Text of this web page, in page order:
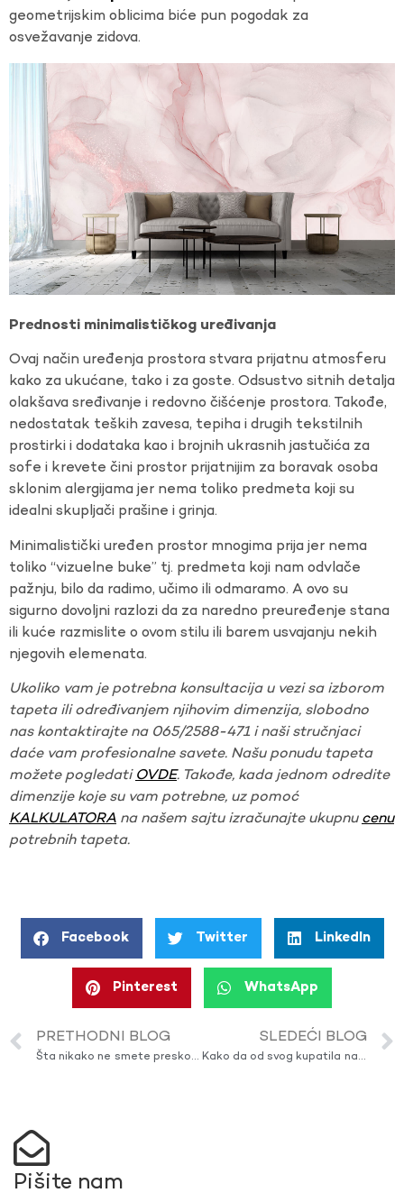
geometrijskim oblicima biće pun pogodak za
osvežavanje zidova.
Prednosti minimalističkog uređivanja
Ovaj način uređenja prostora stvara prijatnu atmosferu
kako za ukućane, tako i za goste. Odsustvo sitnih detalja
olakšava sređivanje i redovno čišćenje prostora. Takođe,
nedostatak teških zavesa, tepiha i drugih tekstilnih
prostirki i dodataka kao i brojnih ukrasnih jastučića za
sofe i krevete čini prostor prijatnijim za boravak osoba
sklonim alergijama jer nema toliko predmeta koji su
idealni skupljači prašine i grinja.
Minimalistički uređen prostor mnogima prija jer nema
toliko “vizuelne buke” tj. predmeta koji nam odvlače
pažnju, bilo da radimo, učimo ili odmaramo. A ovo su
sigurno dovoljni razlozi da za naredno preuređenje stana
ili kuće razmislite o ovom stilu ili barem usvajanju nekih
njegovih elemenata.
Ukoliko vam je potrebna konsultacija u vezi sa izborom
tapeta ili određivanjem njihovim dimenzija, slobodno
nas kontaktirajte na 065/2588-471 i naši stručnjaci
daće vam profesionalne savete. Našu ponudu tapeta
možete pogledatiOVDE. Takođe, kada jednom odredite
dimenzije koje su vam potrebne, uz pomoć
KALKULATORA na našem sajtu izračunajte ukupnucenu
potrebnih tapeta.
Facebook Twitter LinkedIn
Pinterest WhatsApp
PRETHODNI BLOG
Šta nikako ne smete preskočiti prilikom uređivanja dnevne sobe?
SLEDEĆI BLOG
Kako da od svog kupatila napravite zen kutak?
Pišite nam